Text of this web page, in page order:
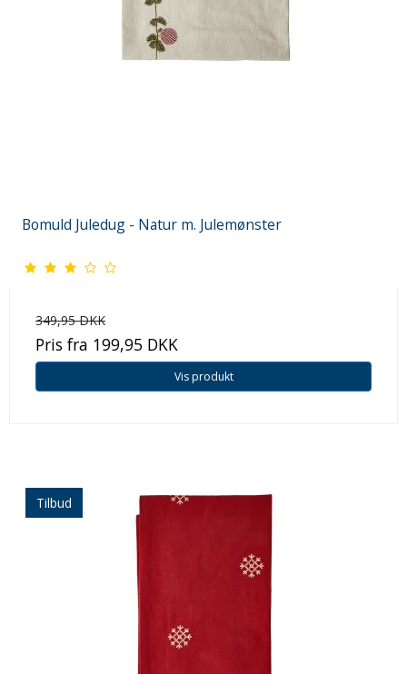
Bomuld Juledug - Natur m. Julemønster
349,95 DKK
Pris fra 199,95 DKK
Vis produkt
Tilbud